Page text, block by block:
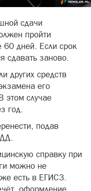
сдачи
пройти
60 дней. Если срок
сдавать заново.
других средств
его
этом случае
год.
подав
справку при
можно не
есть в ЕГИСЗ.
оформление